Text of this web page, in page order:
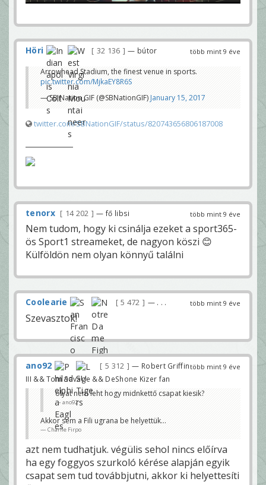
több mint 9 éve
Höri 32 136 — bútor
Arrowhead Stadium, the finest venue in sports.
pic.twitter.com/MjkaEY8R6S
— SB Nation GIF (@SBNationGIF)January 15, 2017
twitter.com/SBNationGIF/status/820743656806187008
több mint 9 éve
tenorx 14 202 — fő libsi
Nem tudom, hogy ki csinálja ezeket a sport365-
ös Sport1 streameket, de nagyon köszi 😊
Külföldön nem olyan könnyű találni
több mint 9 éve
Coolearie 5 472 — . . .
Szevasztok!
több mint 9 éve
ano92 5 312
— Robert Griffin
III && Tom Savage && DeShone Kizer fan
olyat nem leht hogy midnkettő csapat kiesik?
ano92
Akkor sem a Fili ugrana be helyettük...
Charlie Firpo
azt nem tudhatjuk. végülis sehol nincs előírva
ha egy foggyos szurkoló kérése alapján egyik
csapat sem tud továbbjutni, akkor ki helyettesíti